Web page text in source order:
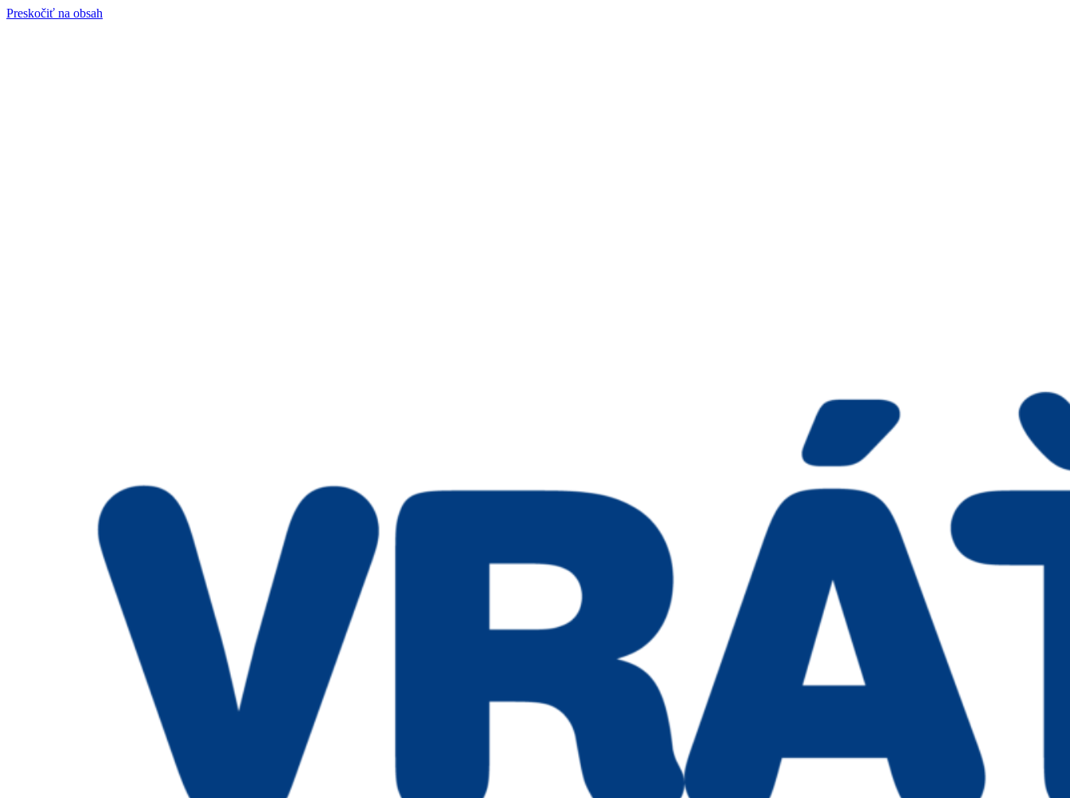
Preskočiť na obsah